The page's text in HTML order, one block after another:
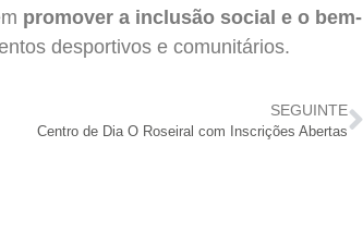
promover a inclusão social e o bem-
desportivos e comunitários.
SEGUINTE
Centro de Dia O Roseiral com Inscrições Abertas